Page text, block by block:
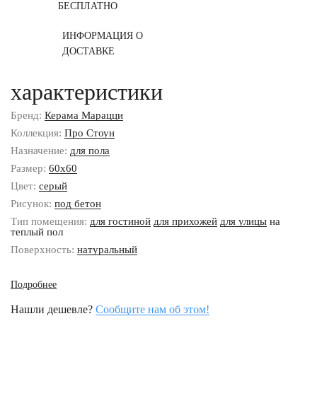
БЕСПЛАТНО
ИНФОРМАЦИЯ О
ДОСТАВКЕ
характеристики
Бренд: Керама Марацци
Коллекция: Про Стоун
Назначение: для пола
Размер: 60x60
Цвет: серый
Рисунок: под бетон
Тип помещения: для гостиной для прихожей для улицы на
теплый пол
Поверхность: натуральный
Подробнее
Нашли дешевле? Сообщите нам об этом!